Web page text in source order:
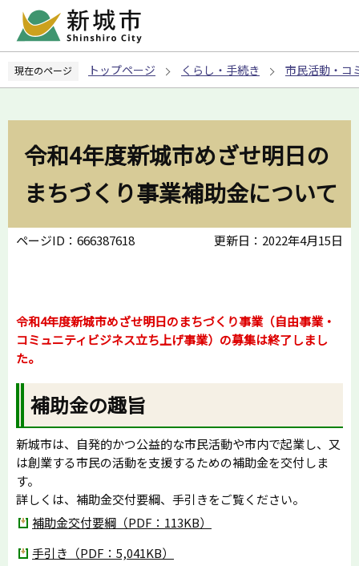
ペ
の
現在のページ トップページ くらし・手続き 市民活動・コ
令和4年度新城市めざせ明日の
まちづくり事業補助金について
ページID：666387618 更新日：2022年4月15日
令和4年度新城市めざせ明日のまちづくり事業（自由事業・
コミュニティビジネス立ち上げ事業）の募集は終了しまし
た。
補助金の趣旨
新城市は、自発的かつ公益的な市民活動や市内で起業し、又
は創業する市民の活動を支援するための補助金を交付しま
す。
詳しくは、補助金交付要綱、手引きをご覧ください。
補助金交付要綱（PDF：113KB）
手引き（PDF：5,041KB）